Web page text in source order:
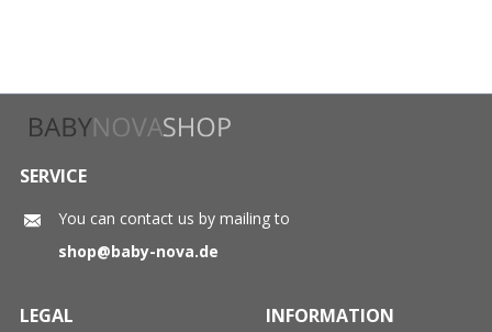
SERVICE
You can contact us by mailing to
shop@baby-nova.de
LEGAL INFORMATION